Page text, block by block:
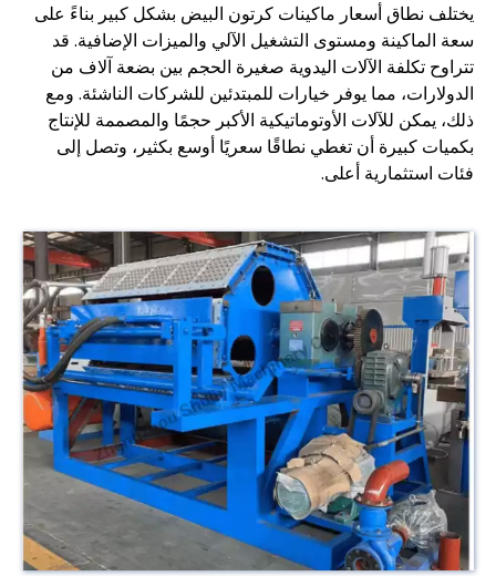
يختلف نطاق أسعار ماكينات كرتون البيض بشكل كبير بناءً على
سعة الماكينة ومستوى التشغيل الآلي والميزات الإضافية. قد
تتراوح تكلفة الآلات اليدوية صغيرة الحجم بين بضعة آلاف من
الدولارات، مما يوفر خيارات للمبتدئين للشركات الناشئة. ومع
ذلك، يمكن للآلات الأوتوماتيكية الأكبر حجمًا والمصممة للإنتاج
بكميات كبيرة أن تغطي نطاقًا سعريًا أوسع بكثير، وتصل إلى
فئات استثمارية أعلى.